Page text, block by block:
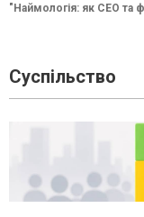
"Наймологія: як СEO та
Суспільство